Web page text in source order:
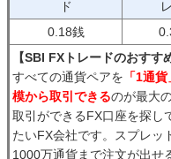
ド
0.18銭
【SBI FXトレードのおすす
すべての通貨ペアを 「1通
模から取引できるのが最大
取引ができるFX口座を探し
たいFX会社です。スプレッ
1000万通貨まで注文が出せ